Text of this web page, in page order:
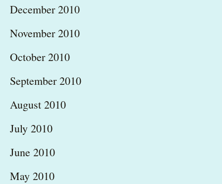
December 2010
November 2010
October 2010
September 2010
August 2010
July 2010
June 2010
May 2010